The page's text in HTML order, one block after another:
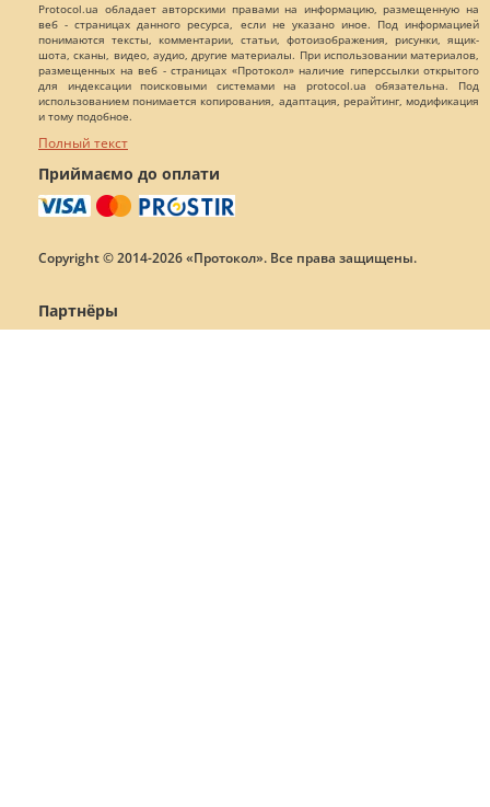
Protocol.ua обладает авторскими правами на информацию, размещенную на
веб - страницах данного ресурса, если не указано иное. Под информацией
понимаются тексты, комментарии, статьи, фотоизображения, рисунки, ящик-
шота, сканы, видео, аудио, другие материалы. При использовании материалов,
размещенных на веб - страницах «Протокол» наличие гиперссылки открытого
для индексации поисковыми системами на protocol.ua обязательна. Под
использованием понимается копирования, адаптация, рерайтинг, модификация
и тому подобное.
Полный текст
Приймаємо до оплати
Copyright © 2014-2026 «Протокол». Все права защищены.
Партнёры